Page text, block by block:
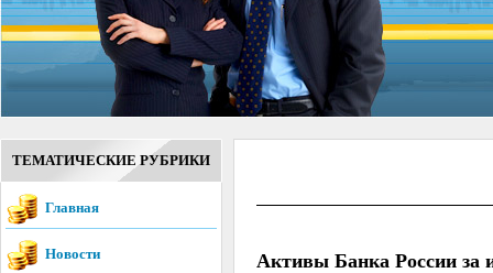
ТЕМАТИЧЕСКИЕ РУБРИКИ
Главная
Новости Активы Банка России за